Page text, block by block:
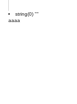
string(0) ""
aaaa